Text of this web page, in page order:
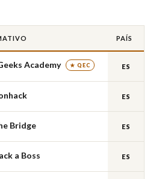
PAÍS
Academy ★ QEC ES
ES
Bridge ES
a Boss ES